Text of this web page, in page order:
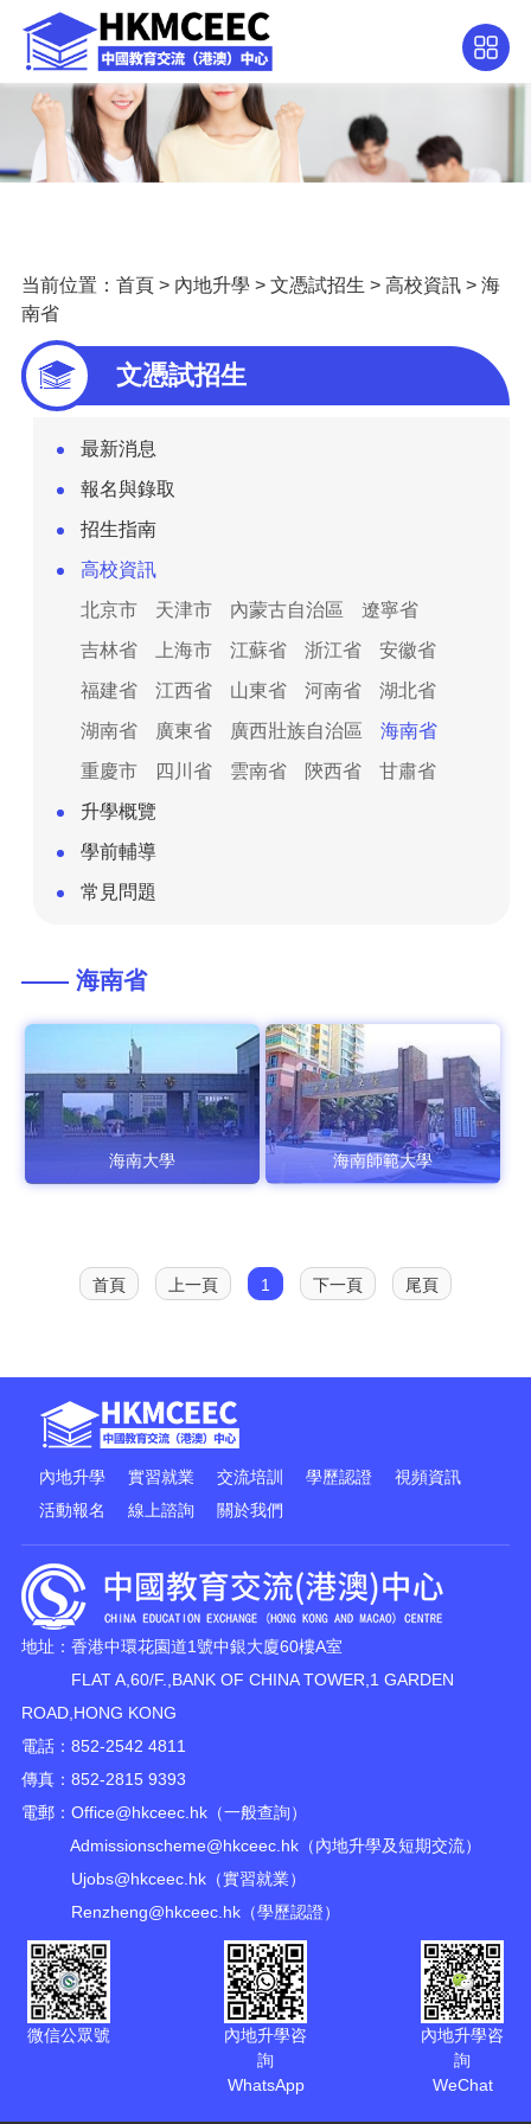
当前位置： 首頁> 內地升學 > 文憑試招生 > 高校資訊> 海
南省
文憑試招生
最新消息
報名與錄取
招生指南
高校資訊
北京市
天津市 內蒙古自治區
遼寧省
吉林省
上海市 江蘇省 浙江省
安徽省
福建省
江西省 山東省 河南省
湖北省
湖南省
廣東省 廣西壯族自治區
海南省
重慶市
四川省 雲南省 陝西省
甘肅省
升學概覽
學前輔導
常見問題
—— 海南省
海南大學 海南師範大學
首頁 上一頁 1 下一頁 尾頁
內地升學 實習就業 交流培訓 學歷認證
視頻資訊
活動報名
線上諮詢 關於我們
地址：香港中環花園道1號中銀大廈60樓A室
FLAT A,60/F.,BANK OF CHINA TOWER,1 GARDEN
ROAD,HONG KONG
電話：852-2542 4811
傳真：852-2815 9393
電郵： Office@hkceec.hk（一般查詢）
Admissionscheme@hkceec.hk（內地升學及短期交流）
Ujobs@hkceec.hk（實習就業）
Renzheng@hkceec.hk（學歷認證）
微信公眾號
內地升學咨
詢
WhatsApp
內地升學咨
詢
WeChat